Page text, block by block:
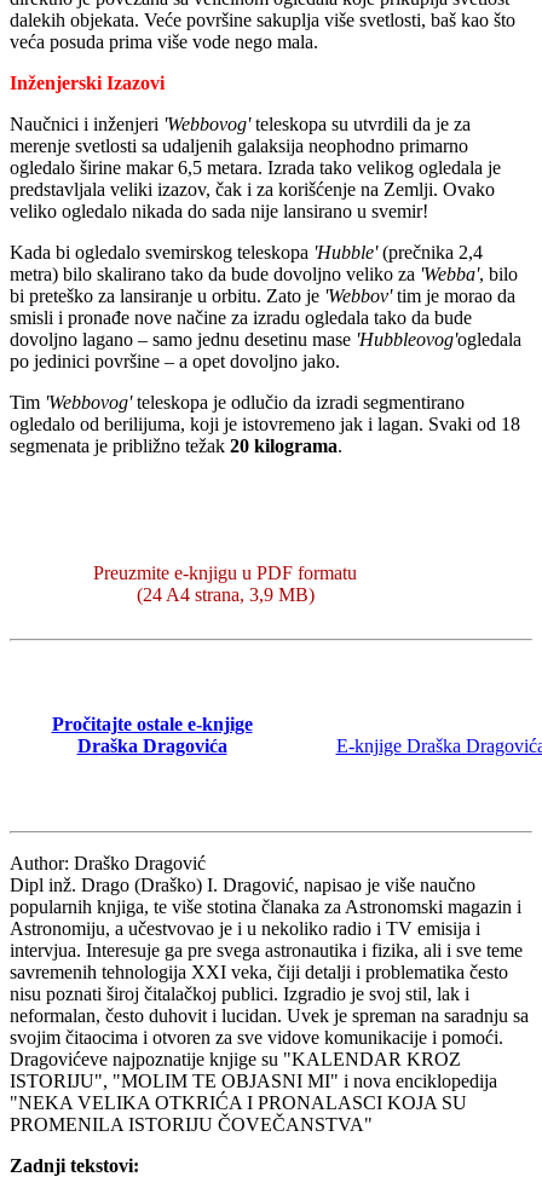
dalekih objekata. Veće površine sakuplja više svetlosti, baš kao što
veća posuda prima više vode nego mala.
Inženjerski Izazovi
Naučnici i inženjeri 'Webbovog'teleskopa su utvrdili da je za
merenje svetlosti sa udaljenih galaksija neophodno primarno
ogledalo širine makar 6,5 metara. Izrada tako velikog ogledala je
predstavljala veliki izazov, čak i za korišćenje na Zemlji. Ovako
veliko ogledalo nikada do sada nije lansirano u svemir!
Kada bi ogledalo svemirskog teleskopa 'Hubble'(prečnika 2,4
metra) bilo skalirano tako da bude dovoljno veliko za 'Webba', bilo
bi preteško za lansiranje u orbitu. Zato je 'Webbov'tim je morao da
smisli i pronađe nove načine za izradu ogledala tako da bude
dovoljno lagano – samo jednu desetinu mase 'Hubbleovog'ogledala
po jedinici površine – a opet dovoljno jako.
Tim 'Webbovog'teleskopa je odlučio da izradi segmentirano
ogledalo od berilijuma, koji je istovremeno jak i lagan. Svaki od 18
segmenata je približno težak 20 kilograma.
Preuzmite e-knjigu u PDF formatu
(24 A4 strana, 3,9 MB)
Pročitajte ostale e-knjige
Draška Dragovića
E-knjige Draška
Author: Draško Dragović
Dipl inž. Drago (Draško) I. Dragović, napisao je više naučno
popularnih knjiga, te više stotina članaka za Astronomski magazin i
Astronomiju, a učestvovao je i u nekoliko radio i TV emisija i
intervjua. Interesuje ga pre svega astronautika i fizika, ali i sve teme
savremenih tehnologija XXI veka, čiji detalji i problematika često
nisu poznati široj čitalačkoj publici. Izgradio je svoj stil, lak i
neformalan, često duhovit i lucidan. Uvek je spreman na saradnju sa
svojim čitaocima i otvoren za sve vidove komunikacije i pomoći.
Dragovićeve najpoznatije knjige su "KALENDAR KROZ
ISTORIJU", "MOLIM TE OBJASNI MI" i nova enciklopedija
"NEKA VELIKA OTKRIĆA I PRONALASCI KOJA SU
PROMENILA ISTORIJU ČOVEČANSTVA"
Zadnji tekstovi: